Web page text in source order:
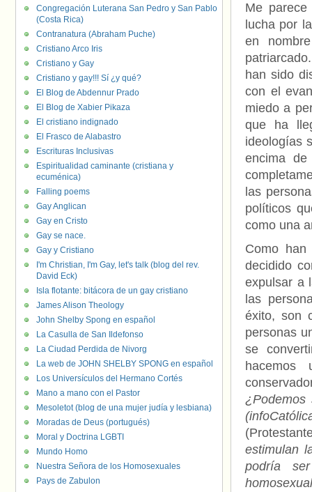
Me
lucha por
en
han sido
con el
miedo a
que ha
ideologías
encima
las
políticos
como una
Como
decidido
expulsar a
las
éxito, son
personas
se
estimulan
podría
Congregación Luterana San Pedro y San Pablo
(Costa Rica)
Contranatura (Abraham Puche)
Cristiano Arco Iris
Cristiano y Gay
Cristiano y gay!!! Sí ¿y qué?
El Blog de Abdennur Prado
El Blog de Xabier Pikaza
El cristiano indignado
El Frasco de Alabastro
Escrituras Inclusivas
Espiritualidad caminante (cristiana y
ecuménica)
Falling poems
Gay Anglican
Gay en Cristo
Gay se nace.
Gay y Cristiano
I'm Christian, I'm Gay, let's talk (blog del rev.
David Eck)
Isla flotante: bitácora de un gay cristiano
James Alison Theology
John Shelby Spong en español
La Casulla de San Ildefonso
La Ciudad Perdida de Nivorg
La web de JOHN SHELBY SPONG en español
Los Universículos del Hermano Cortés
Mano a mano con el Pastor
Mesoletot (blog de una mujer judía y lesbiana)
Moradas de Deus (portugués)
Moral y Doctrina LGBTI
Mundo Homo
Nuestra Señora de los Homosexuales
Pays de Zabulon